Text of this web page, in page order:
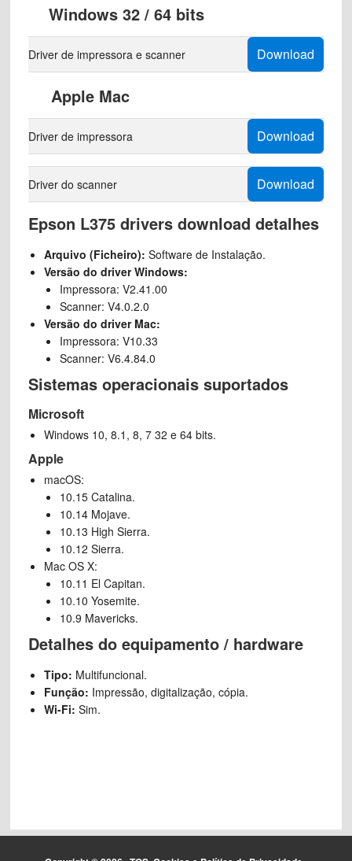
Windows 32 / 64 bits
Driver de impressora e scanner Download
Apple Mac
Driver de impressora Download
Driver do scanner Download
Epson L375 drivers download detalhes
Arquivo (Ficheiro): Software de Instalação.
Versão do driver Windows:
Impressora: V2.41.00
Scanner: V4.0.2.0
Versão do driver Mac:
Impressora: V10.33
Scanner: V6.4.84.0
Sistemas operacionais suportados
Microsoft
Windows 10, 8.1, 8, 7 32 e 64 bits.
Apple
macOS:
10.15 Catalina.
10.14 Mojave.
10.13 High Sierra.
10.12 Sierra.
Mac OS X:
10.11 El Capitan.
10.10 Yosemite.
10.9 Mavericks.
Detalhes do equipamento / hardware
Tipo: Multifuncional.
Função: Impressão, digitalização, cópia.
Wi-Fi: Sim.